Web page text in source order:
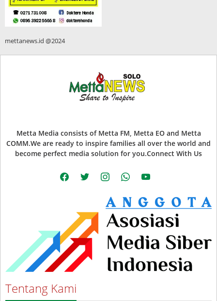
mettanews.id @2024
Metta Media consists of Metta FM, Metta EO and Metta
COMM.We are ready to inspire families all over the world and
become perfect media solution for you.Connect With Us
facebooktwitter instagramwhatsappyoutube
Tentang Kami